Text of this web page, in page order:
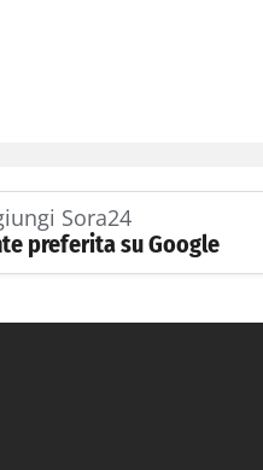
Sora24
preferita su Google